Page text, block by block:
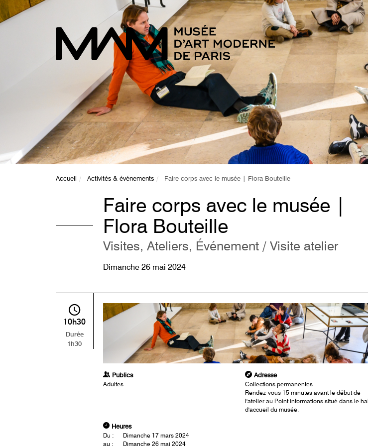
Accueil Activités & événements Faire corps avec le musée | Flora Bouteille
Faire corps avec le musée |
Flora Bouteille
Visites, Ateliers, Événement / Visite atelier
Dimanche 26 mai 2024
10h30
Durée
1h30
Publics
Adultes
Adresse
Collections permanentes
Rendez-vous 15 minutes avant le début de
l'atelier au Point informations situé dans le hall
d'accueil du musée.
Heures
Du :
Dimanche 17 mars 2024
au :
Dimanche 26 mai 2024